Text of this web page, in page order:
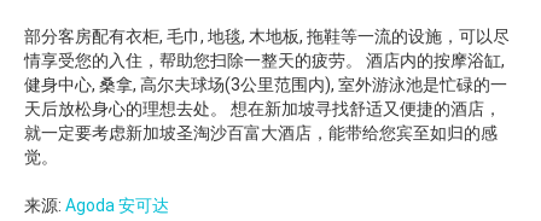
部分客房配有衣柜, 毛巾, 地毯, 木地板, 拖鞋等一流的设施，可以尽
情享受您的入住，帮助您扫除一整天的疲劳。 酒店内的按摩浴缸,
健身中心, 桑拿, 高尔夫球场(3公里范围内), 室外游泳池是忙碌的一
天后放松身心的理想去处。 想在新加坡寻找舒适又便捷的酒店，
就一定要考虑新加坡圣淘沙百富大酒店，能带给您宾至如归的感
觉。
来源: Agoda 安可达